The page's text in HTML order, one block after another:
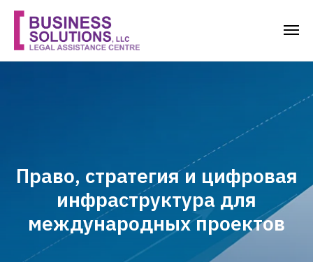
Право, стратегия и цифровая
инфраструктура для
международных проектов